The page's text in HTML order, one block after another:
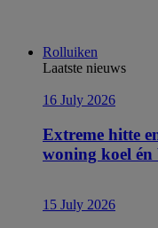
Rolluiken
Laatste nieuws
16 July 2026
Extreme hitte
woning koel én
15 July 2026